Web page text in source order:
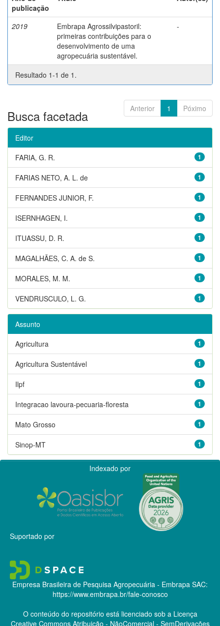
publicação
2019
Embrapa Agrossilvipastoril:
primeiras contribuições para o
desenvolvimento de uma
agropecuária sustentável.
-
Resultado 1-1 de 1.
Anterior 1 Póximo
Busca facetada
Editor
1
FARIA, G. R.
1
FARIAS NETO, A. L. de
1
FERNANDES JUNIOR, F.
1
ISERNHAGEN, I.
1
ITUASSU, D. R.
1
MAGALHÃES, C. A. de S.
1
MORALES, M. M.
1
VENDRUSCULO, L. G.
Assunto
1
Agricultura
1
Agricultura Sustentável
1
Ilpf
1
Integracao lavoura-pecuaria-floresta
1
Mato Grosso
1
Sinop-MT
Indexado por
Suportado por
Empresa Brasileira de Pesquisa Agropecuária - Embrapa SAC:
https://www.embrapa.br/fale-conosco
O conteúdo do repositório está licenciado sob a Licença
Creative CommonsAtribuição - NãoComercial - SemDerivações